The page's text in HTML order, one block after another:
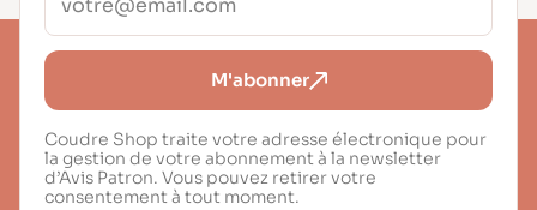
M'abonner
Coudre Shop traite votre adresse électronique pour
la gestion de votre abonnement à la newsletter
d’Avis Patron. Vous pouvez retirer votre
consentement à tout moment.